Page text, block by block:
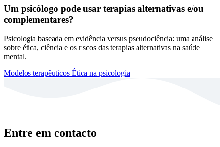
Um psicólogo pode usar terapias alternativas e/ou
complementares?
Psicologia baseada em evidência versus pseudociência: uma análise
sobre ética, ciência e os riscos das terapias alternativas na saúde
mental.
Modelos terapêuticos Ética na psicologia
Entre em contacto